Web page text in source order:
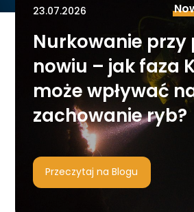
23.07.2026
Nurkowanie przy
nowiu – jak faza
może wpływać
zachowanie ryb?
Przeczytaj na Blogu